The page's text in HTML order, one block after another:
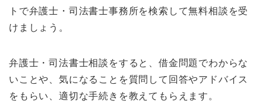
トで弁護士・司法書士事務所を検索して無料相談を受
けましょう。
弁護士・司法書士相談をすると、借金問題でわからな
いことや、気になることを質問して回答やアドバイス
をもらい、適切な手続きを教えてもらえます。